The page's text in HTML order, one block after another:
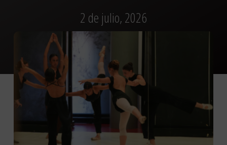
2 de julio, 2026